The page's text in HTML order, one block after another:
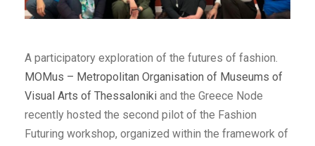
A participatory exploration of the futures of fashion.
MOMus – Metropolitan Organisation of Museums of
Visual Arts of Thessaloniki and the Greece Node
recently hosted the second pilot of the Fashion
Futuring workshop, organized within the framework of